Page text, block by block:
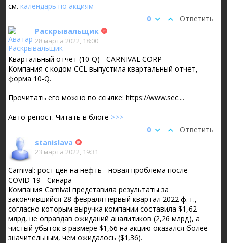
см.календарь по акциям
Ответить
0
Раскрывальщик
28 марта 2022, 18:00
Квартальный отчет (10-Q) - CARNIVAL CORP
Компания с кодом CCL выпустила квартальный отчет,
форма 10-Q.
Прочитать его можно по ссылке: https://www.sec....
Авто-репост. Читать в блоге >>>
Ответить
0
stanislava
23 марта 2022, 19:31
Carnival: рост цен на нефть - новая проблема после
COVID-19 - Синара
Компания Carnival представила результаты за
закончившийся 28 февраля первый квартал 2022 ф. г.,
согласно которым выручка компании составила $1,62
млрд, не оправдав ожиданий аналитиков (2,26 млрд), а
чистый убыток в размере $1,66 на акцию оказался более
значительным, чем ожидалось ($1,36).